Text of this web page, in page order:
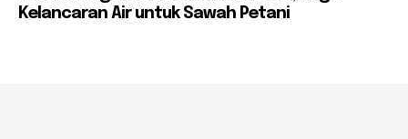
Kelancaran Air untuk Sawah Petani